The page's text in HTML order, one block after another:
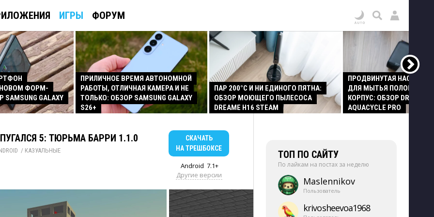
ИГРЫ ФОРУМ
ФОРМ-
GALAXY
ПРИЛИЧНОЕ ВРЕМЯ АВТОНОМНОЙ
РАБОТЫ, ОТЛИЧНАЯ КАМЕРА И НЕ
ТОЛЬКО: ОБЗОР SAMSUNG GALAXY
S26+
ПАР 200°C И НИ ЕДИНОГО ПЯТНА:
ОБЗОР МОЮЩЕГО ПЫЛЕСОСА
DREAME H16 STEAM
ПРОДВИНУТАЯ НАСАДКА
ДЛЯ МЫТЬЯ ПОЛОВ И
КОРПУС: ОБЗОР DREAME
AQUACYCLE PRO
5: ТЮРЬМА БАРРИ 1.1.0
/ КАЗУАЛЬНЫЕ
СКАЧАТЬ
НА ТРЕШБОКСЕ
Android 7.1+
Другие версии
ТОП ПО САЙТУ
По лайкам на постах за неделю
Maslennikov
Пользователь
krivosheevoa1968